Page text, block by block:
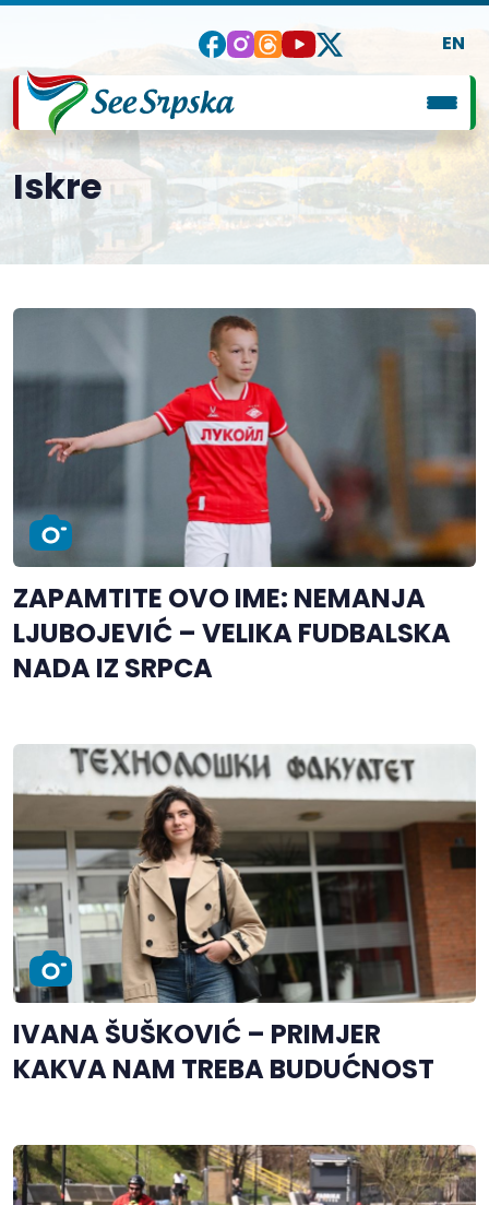
EN
Iskre
ZAPAMTITE OVO IME: NEMANJA
LJUBOJEVIĆ – VELIKA FUDBALSKA
NADA IZ SRPCA
IVANA ŠUŠKOVIĆ – PRIMJER
KAKVA NAM TREBA BUDUĆNOST